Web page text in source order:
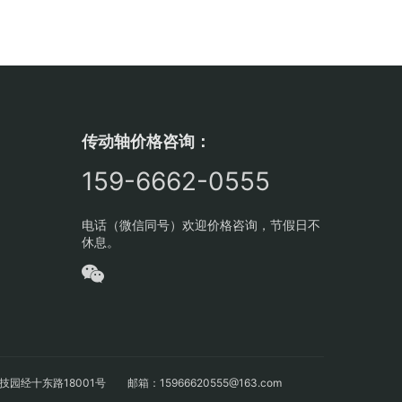
传动轴价格咨询：
159-6662-0555
电话（微信同号）欢迎价格咨询，节假日不
休息。
技园经十东路18001号 邮箱：15966620555@163.com